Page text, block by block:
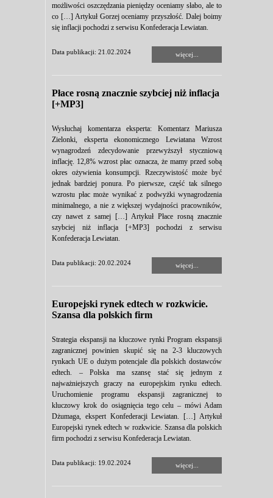
możliwości oszczędzania pieniędzy oceniamy słabo, ale to
co […] Artykuł Gorzej oceniamy przyszłość. Dalej boimy
się inflacji pochodzi z serwisu Konfederacja Lewiatan.
Data publikacji: 21.02.2024 więcej...
Płace rosną znacznie szybciej niż inflacja
[+MP3]
Wysłuchaj komentarza eksperta: Komentarz Mariusza
Zielonki, eksperta ekonomicznego Lewiatana Wzrost
wynagrodzeń zdecydowanie przewyższył styczniową
inflację. 12,8% wzrost płac oznacza, że mamy przed sobą
okres ożywienia konsumpcji. Rzeczywistość może być
jednak bardziej ponura. Po pierwsze, część tak silnego
wzrostu płac może wynikać z podwyżki wynagrodzenia
minimalnego, a nie z większej wydajności pracowników,
czy nawet z samej […] Artykuł Płace rosną znacznie
szybciej niż inflacja [+MP3] pochodzi z serwisu
Konfederacja Lewiatan.
Data publikacji: 20.02.2024 więcej...
Europejski rynek edtech w rozkwicie.
Szansa dla polskich firm
Strategia ekspansji na kluczowe rynki Program ekspansji
zagranicznej powinien skupić się na 2-3 kluczowych
rynkach UE o dużym potencjale dla polskich dostawców
edtech. – Polska ma szansę stać się jednym z
najważniejszych graczy na europejskim rynku edtech.
Uruchomienie programu ekspansji zagranicznej to
kluczowy krok do osiągnięcia tego celu – mówi Adam
Dżumaga, ekspert Konfederacji Lewiatan. […] Artykuł
Europejski rynek edtech w rozkwicie. Szansa dla polskich
firm pochodzi z serwisu Konfederacja Lewiatan.
Data publikacji: 19.02.2024 więcej...